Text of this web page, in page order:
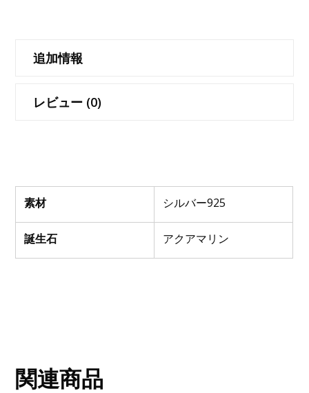
追加情報
レビュー (0)
素材 シルバー925
誕生石 アクアマリン
関連商品